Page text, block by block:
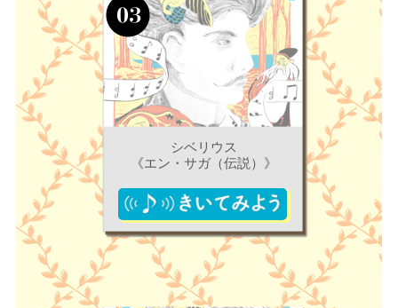
シベリウス
《エン・サガ（伝説）》